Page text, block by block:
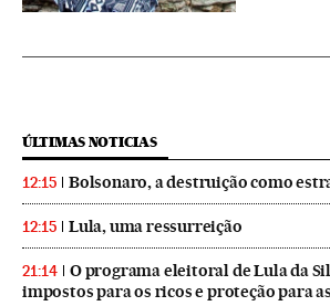
ÚLTIMAS NOTICIAS
12:15 Bolsonaro, a destruição como
12:15 Lula, uma ressurreição
21:14
O programa eleitoral de Lula da
impostos para os ricos e proteção para